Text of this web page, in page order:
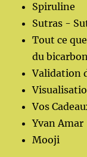
Spiruline
Sutras -
Tout ce
du
Validation
Vos
Yvan Amar
Mooji